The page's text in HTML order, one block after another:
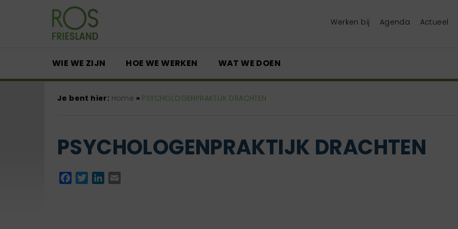
Werken bij Agenda Actueel
WIE WE ZIJN HOE WE WERKEN WAT WE DOEN
Je bent hier: Home » PSYCHOLOGENPRAKTIJK DRACHTEN
PSYCHOLOGENPRAKTIJK DRACHTEN
Facebook
TwitterLinkedIn